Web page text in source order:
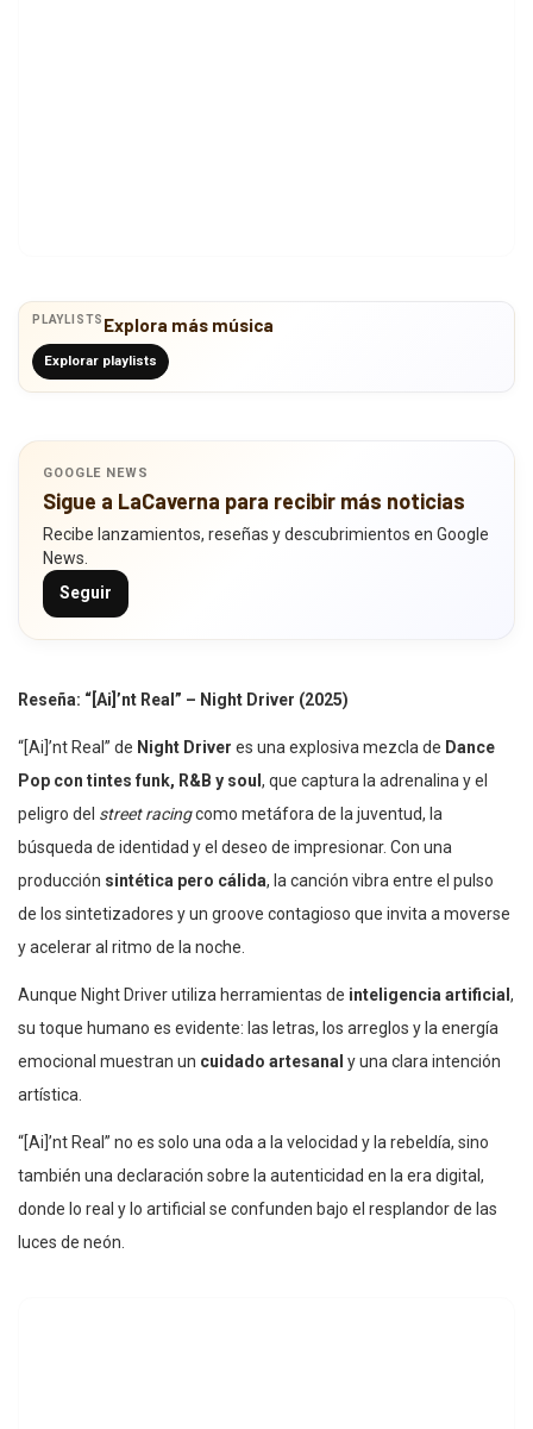
PLAYLISTS Explora más música
Explorar playlists
GOOGLE NEWS
Sigue a LaCaverna para recibir más noticias
Recibe lanzamientos, reseñas y descubrimientos en Google
News.
Seguir
Reseña: “[Ai]’nt Real” – Night Driver (2025)
“[Ai]’nt Real” de Night Driver es una explosiva mezcla de Dance
Pop con tintes funk, R&B y soul , que captura la adrenalina y el
peligro del street racingcomo metáfora de la juventud, la
búsqueda de identidad y el deseo de impresionar. Con una
producción sintética pero cálida, la canción vibra entre el pulso
de los sintetizadores y un groove contagioso que invita a moverse
y acelerar al ritmo de la noche.
Aunque Night Driver utiliza herramientas de inteligencia artificial ,
su toque humano es evidente: las letras, los arreglos y la energía
emocional muestran un cuidado artesanal y una clara intención
artística.
“[Ai]’nt Real” no es solo una oda a la velocidad y la rebeldía, sino
también una declaración sobre la autenticidad en la era digital,
donde lo real y lo artificial se confunden bajo el resplandor de las
luces de neón.